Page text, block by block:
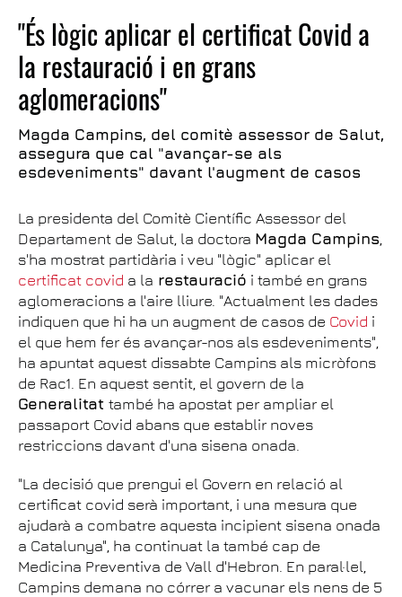
"És lògic aplicar el certificat Covid a
la restauració i en grans
aglomeracions"
Magda Campins, del comitè assessor de Salut,
assegura que cal "avançar-se als
esdeveniments" davant l'augment de casos
La presidenta del Comitè Científic Assessor del
Departament de Salut, la doctora Magda Campins,
s'ha mostrat partidària i veu "lògic" aplicar el
certificat covid a la restauració i també en grans
aglomeracions a l'aire lliure. "Actualment les dades
indiquen que hi ha un augment de casos de Covid i
el que hem fer és avançar-nos als esdeveniments",
ha apuntat aquest dissabte Campins als micròfons
de Rac1. En aquest sentit, el govern de la
Generalitat també ha apostat per ampliar el
passaport Covid abans que establir noves
restriccions davant d'una sisena onada.
"La decisió que prengui el Govern en relació al
certificat covid serà important, i una mesura que
ajudarà a combatre aquesta incipient sisena onada
a Catalunya", ha continuat la també cap de
Medicina Preventiva de Vall d'Hebron. En paral·lel,
Campins demana no córrer a vacunar els nens de 5